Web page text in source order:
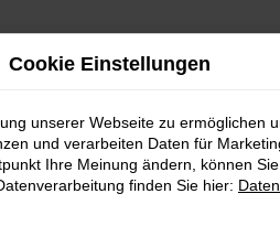
Cookie Einstellungen
unserer Webseite zu ermöglichen
und verarbeiten Daten für
Ihre Meinung ändern, können
finden Sie hier: